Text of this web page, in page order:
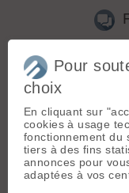
Nouveau sujet|Voir
4 résultats
Moufle droite
Trouvée au départ
E-bike pour les
04.12.2024 à 18:13)
Pour
choix
En cliquant sur
cookies à usage
fonctionnement du
tiers à des fins
annonces pour
adaptées à vos